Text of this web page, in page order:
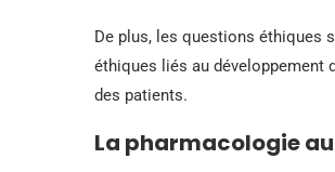
De plus, les questions éthiques
éthiques liés au développement
des patients.
La pharmacologie